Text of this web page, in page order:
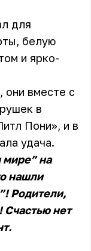
для
белую
и ярко-
они вместе с
в
Пони», и в
удача.
мире” на
нашли
Родители,
Счастью нет